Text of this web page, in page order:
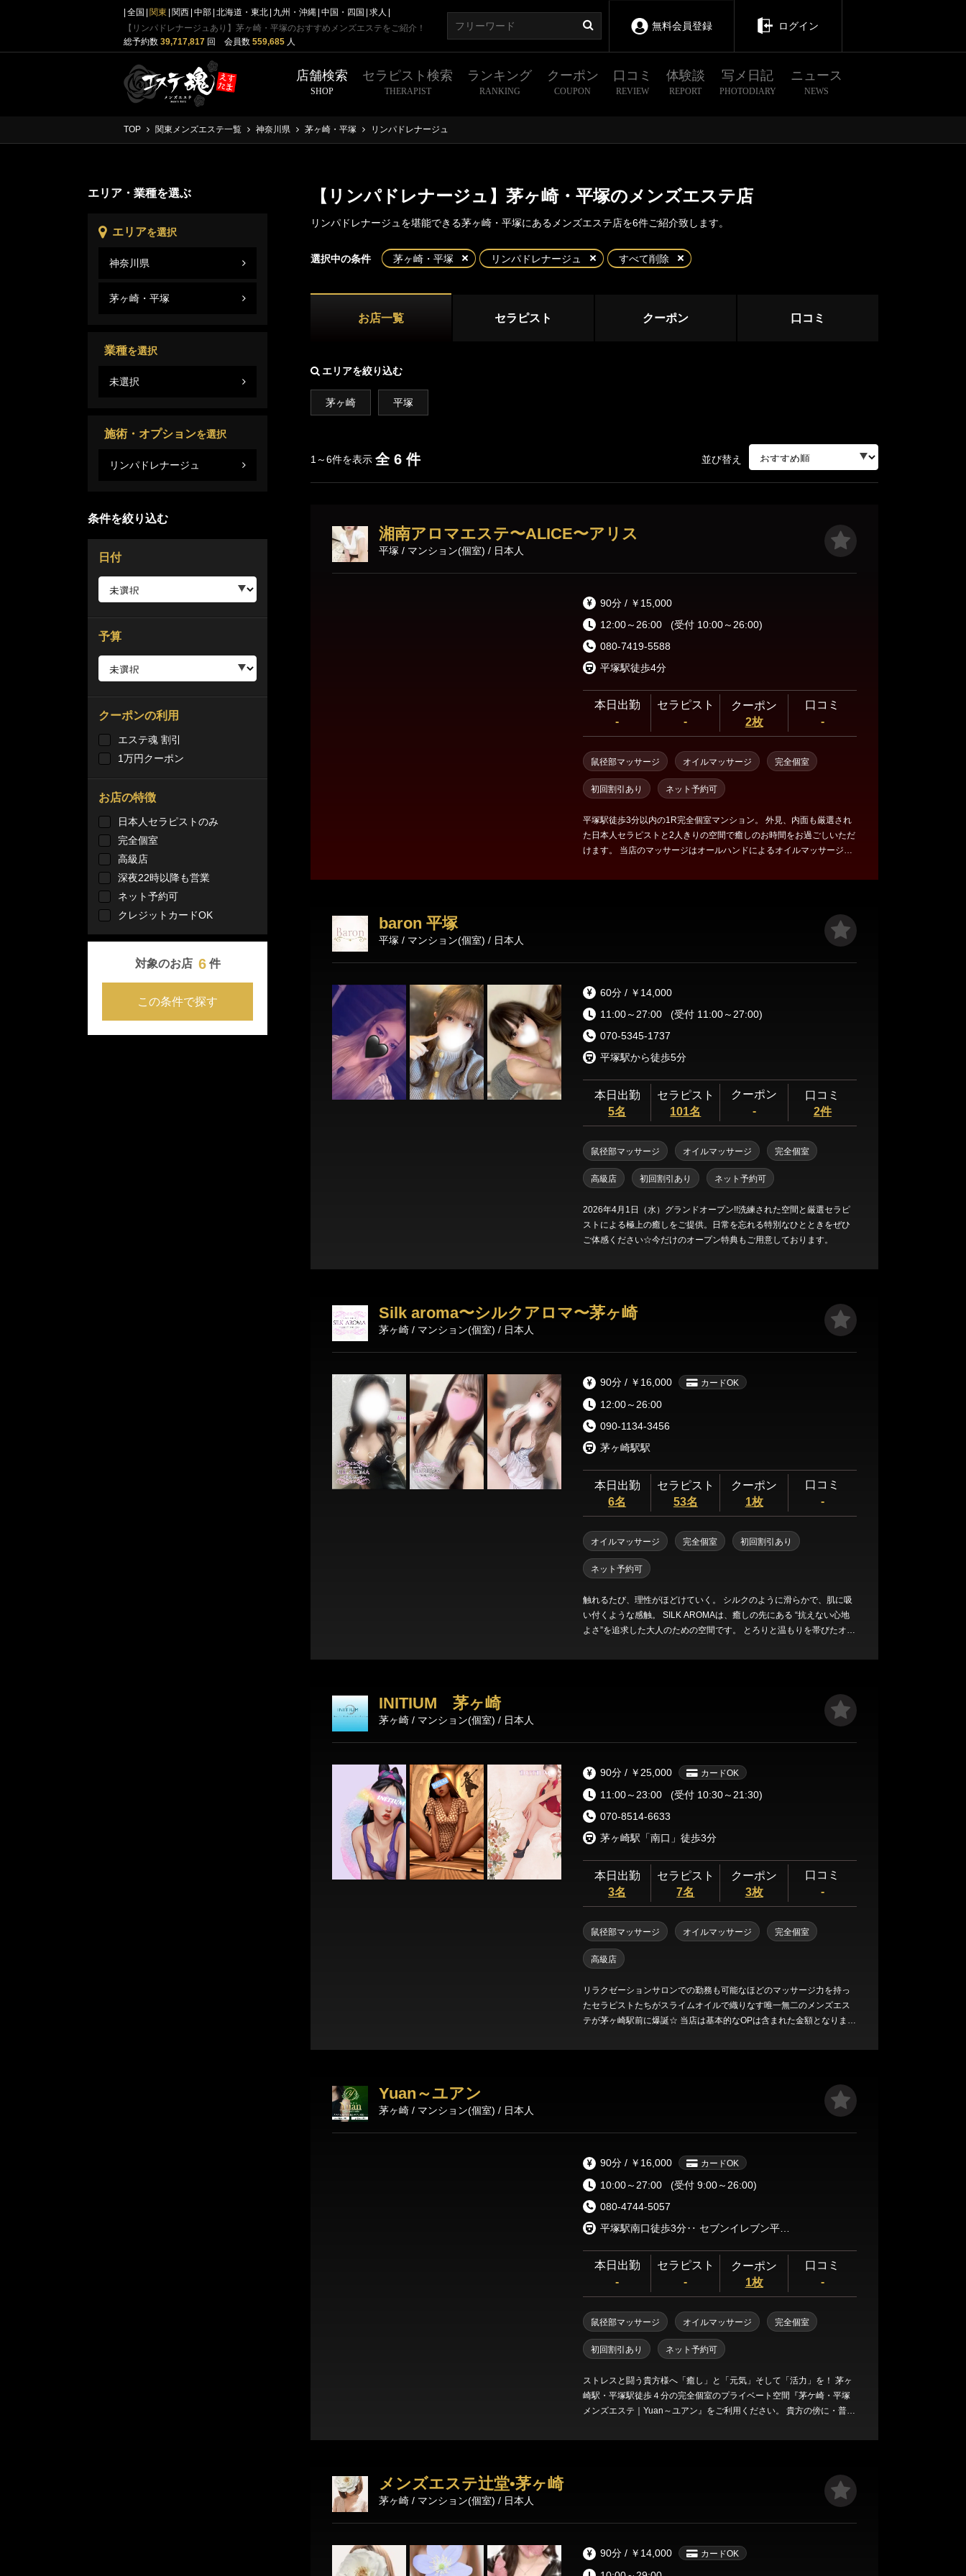
全国 関東 関西 中部 北海道・東北 九州・沖縄 中国・四国
求人
【リンパドレナージュあり】茅ヶ崎・平塚のおすすめメンズエステをご紹介！
総予約数 39,717,817 回 会員数 559,685 人
無料会員登録 ログイン
店舗検索
SHOP
セラピスト検索
THERAPIST
ランキング
RANKING
クーポン
COUPON
口コミ
REVIEW
体験談
REPORT
写メ日記
PHOTODIARY
ニュース
NEWS
TOP 関東メンズエステ一覧 神奈川県 茅ヶ崎・平塚 リンパドレナージュ
【リンパドレナージュ】茅ヶ崎・平塚のメンズエステ店
リンパドレナージュを堪能できる茅ヶ崎・平塚にあるメンズエステ店を6件ご紹介致します。
選択中の条件 茅ヶ崎・平塚 リンパドレナージュ すべて削除
お店一覧 セラピスト クーポン 口コミ
エリアを絞り込む
茅ヶ崎 平塚
1～6件を表示 全 6 件 並び替え
湘南アロマエステ〜ALICE〜アリス
平塚 / マンション(個室) / 日本人
90分 / ￥15,000
12:00～26:00
(受付 10:00～26:00)
080-7419-5588
平塚駅徒歩4分
本日出勤
-
セラピスト
-
クーポン
2枚
口コミ
-
鼠径部マッサージ オイルマッサージ 完全個室
初回割引あり ネット予約可
平塚駅徒歩3分以内の1R完全個室マンション。 外見、内面も厳選され
た日本人セラピストと2人きりの空間で癒しのお時間をお過ごしいただ
けます。 当店のマッサージはオールハンドによるオイルマッサージで
ます。術後のオイルによる違和感は全く感じません。 マッサージ内容
baron 平塚
平塚 / マンション(個室) / 日本人
60分 / ￥14,000
11:00～27:00
(受付 11:00～27:00)
070-5345-1737
平塚駅から徒歩5分
本日出勤
5名
セラピスト
101名
クーポン
-
口コミ
2件
鼠径部マッサージ オイルマッサージ 完全個室
高級店 初回割引あり ネット予約可
2026年4月1日（水）グランドオープン!!洗練された空間と厳選セラピ
ストによる極上の癒しをご提供。日常を忘れる特別なひとときをぜひ
ご体感ください☆今だけのオープン特典もご用意しております。
Silk aroma〜シルクアロマ〜茅ヶ崎
茅ヶ崎 / マンション(個室) / 日本人
90分 / ￥16,000 カードOK
12:00～26:00
090-1134-3456
茅ヶ崎駅駅
本日出勤
6名
セラピスト
53名
クーポン
1枚
口コミ
-
オイルマッサージ 完全個室 初回割引あり
ネット予約可
触れるたび、理性がほどけていく。 シルクのように滑らかで、肌に吸
い付くような感触。 SILK AROMAは、癒しの先にある “抗えない心地
よさ”を追求した大人のための空間です。 とろりと温もりを帯びたオリ
リートメント。 セラピストの指先、体温、距離感までもが計算された
体も委ねる特別なひとときを―― それが、SILK AROMAの流儀です。
INITIUM 茅ヶ崎
茅ヶ崎 / マンション(個室) / 日本人
90分 / ￥25,000 カードOK
11:00～23:00
(受付 10:30～21:30)
070-8514-6633
茅ヶ崎駅「南口」徒歩3分
本日出勤
3名
セラピスト
7名
クーポン
3枚
口コミ
-
鼠径部マッサージ オイルマッサージ 完全個室
高級店
リラクゼーションサロンでの勤務も可能なほどのマッサージ力を持っ
たセラピストたちがスライムオイルで織りなす唯一無二のメンズエス
テが茅ヶ崎駅前に爆誕☆ 当店は基本的なOPは含まれた金額となります
しておりますので「総額いくらかが判らない」問題はありません！ ※
Yuan～ユアン
茅ヶ崎 / マンション(個室) / 日本人
90分 / ￥16,000 カードOK
10:00～27:00
(受付 9:00～26:00)
080-4744-5057
本日出勤
-
セラピスト
-
クーポン
1枚
口コミ
-
鼠径部マッサージ オイルマッサージ 完全個室
初回割引あり ネット予約可
ストレスと闘う貴方様へ「癒し」と「元気」そして「活力」を！ 茅ヶ
崎駅・平塚駅徒歩４分の完全個室のプライベート空間『茅ケ崎・平塚
メンズエステ｜Yuan～ユアン』をご利用ください。 貴方の傍に・普通
を追求し貴方様にご満足いただけるお時間、空間作りを心がけており
方様の only one のメンズエステであるよう…・ 落ち着いた大人のセラ
塚メンズエステ｜Yuan～ユアン』にてご体感して頂き日頃のお疲れを
贅沢に癒されにお越しください。 茅ヶ崎・平塚メンズエステ｜Yuan～
メンズエステ辻堂•茅ヶ崎
茅ヶ崎 / マンション(個室) / 日本人
90分 / ￥14,000 カードOK
エリア・業種を選ぶ
エリアを選択
神奈川県
神奈川県 横浜エリア
横浜・東神奈川 新横浜・センター南
川崎エリア
登戸・新百合ヶ丘・稲田堤
本厚木・海老名 大和・中央林間
藤沢・湘南台・辻堂 小田原
茅ヶ崎・平塚
平塚
業種を選択
未選択
出張
施術・オプションを選択
リンパドレナージュ
ディープリンパ ダブルセラピスト
条件を絞り込む
日付
予算
クーポンの利用
エステ魂 割引
1万円クーポン
お店の特徴
日本人セラピストのみ
完全個室
高級店
深夜22時以降も営業
ネット予約可
クレジットカードOK
対象のお店 6 件
この条件で探す